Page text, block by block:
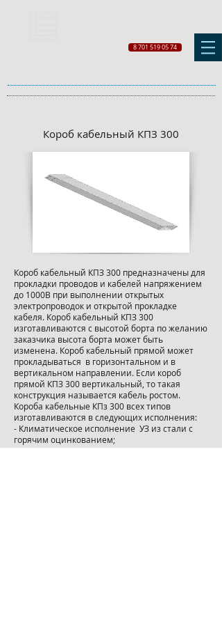
8 701 519 05 74
Короб кабельный КПЗ 300
Короб кабельный КПЗ 300 предназначены для
прокладки проводов и кабелей напряжением
до 1000В при выполнении открытых
электропроводок и открытой прокладке
кабеля. Короб кабельный КПЗ 300
изготавливаются с высотой борта по желанию
заказчика высота борта может быть
изменена. Короб кабельный прямой может
прокладываться в горизонтальном и в
вертикальном направлении. Если короб
прямой КПЗ 300 вертикальный, то такая
конструкция называется кабель ростом.
Короба кабельные КПз 300 всех типов
изготавливаются в следующих исполнения:
- Климатическое исполнение УЗ из стали с
горячим оцинкованием;
- Климатическое исполнение УТ2,5 из